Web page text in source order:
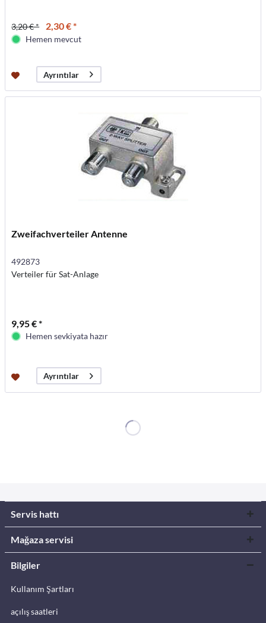
3,20 € * 2,30 € *
Hemen mevcut
Ayrıntılar
Zweifachverteiler Antenne
492873
Verteiler für Sat-Anlage
9,95 € *
Hemen sevkiyata hazır
Ayrıntılar
Servis hattı
Mağaza servisi
Bilgiler
Kullanım Şartları
açılış saatleri